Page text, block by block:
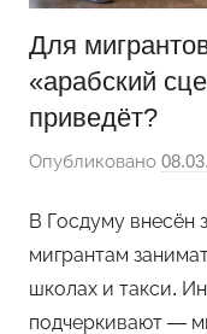
Для
«арабский
приведёт?
Опубликовано
В Госдуму внесён
мигрантам
школах и такси.
подчеркивают —